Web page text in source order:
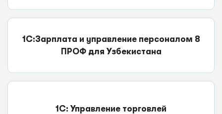
1С:Зарплата и управление персоналом 8
ПРОФ для Узбекистана
1С: Управление торговлей